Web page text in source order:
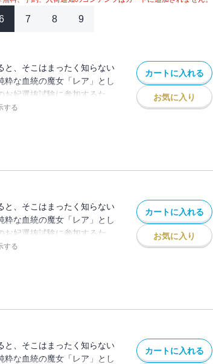
7 8 9
と、そこはまったく知らない
粋な血統の魔女「レア」とし
お妃選抜試験に参加するた
にはならず無事に屋敷へ戻ろ
する
カートに入れる
お気に入り
と、そこはまったく知らない
粋な血統の魔女「レア」とし
お妃選抜試験に参加するた
にはならず無事に屋敷へ戻ろ
する
カートに入れる
お気に入り
と、そこはまったく知らない
粋な血統の魔女「レア」とし
カートに入れる